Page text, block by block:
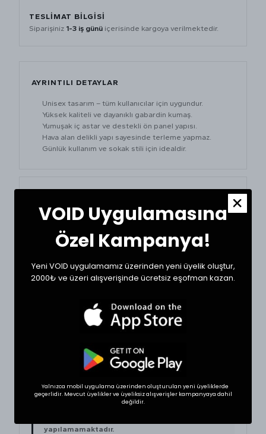
TESLIMAT BILGISI
Siparişiniz 1-3 iş günü içerisinde kargoya verilmektedir.
AYRINTILI DETAYLAR
Unisex tasarım – tüm kullanıcılar için uygundur.
Yüksek kaliteli ve dayanıklı gabardin kumaş.
Yumuşak iç astar ve destekli ön panel yapısı.
Hava alan delikli yapı sayesinde terleme yapmaz.
Günlük kullanım ve sokak stili için idealdir.
GABARDİN KUMAŞ UNISEX
AYARLANABİLİR BANT
KAFA ÇEVRESİ (CM) AYARLANABİLİR
56 – 62
İADE VE DEĞIŞIM KOŞULLARI
Hijyen koşulları gereği şapka, aksesuar ve kişisel
yapılamamaktadır.
VOID Uygulamasına
Özel Kampanya!
Yeni VOID uygulamamız üzerinden yeni üyelik oluştur,
2000₺ ve üzeri alışverişinde ücretsiz eşofman kazan.
Yalnızca mobil uygulama üzerinden oluşturulan yeni üyeliklerde
geçerlidir. Mevcut üyelikler ve üyeliksiz alışverişler kampanyaya dahil
değildir.